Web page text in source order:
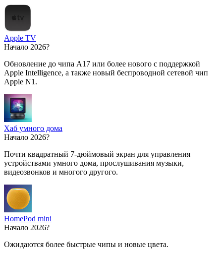
Apple TV
Начало 2026?
Обновление до чипа A17 или более нового с поддержкой
Apple Intelligence, а также новый беспроводной сетевой чип
Apple N1.
Хаб умного дома
Начало 2026?
Почти квадратный 7-дюймовый экран для управления
устройствами умного дома, прослушивания музыки,
видеозвонков и многого другого.
HomePod mini
Начало 2026?
Ожидаются более быстрые чипы и новые цвета.